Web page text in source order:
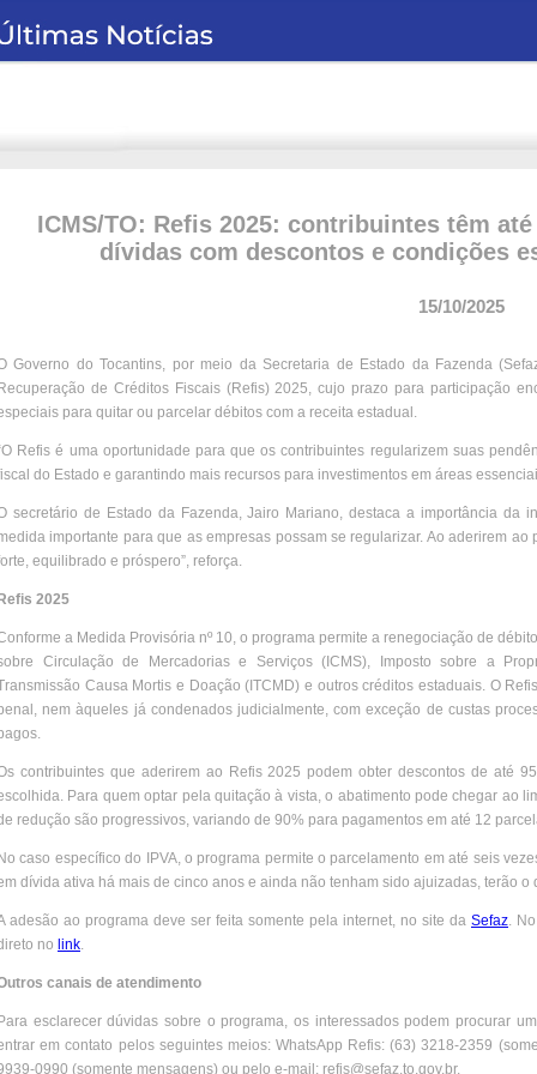
ICMS/TO: Refis 2025: contribuintes têm
dívidas com descontos e condições
15/10/2025
Governo do Tocantins, por meio da Secretaria de Estado da Fazenda
de Créditos Fiscais (Refis) 2025, cujo prazo para participação
para quitar ou parcelar débitos com a receita estadual.
Refis é uma oportunidade para que os contribuintes regularizem suas
do Estado e garantindo mais recursos para investimentos em áreas
secretário de Estado da Fazenda, Jairo Mariano, destaca a importância da
importante para que as empresas possam se regularizar. Ao aderirem
equilibrado e próspero”, reforça.
2025
a Medida Provisória nº 10, o programa permite a renegociação de
Circulação de Mercadorias e Serviços (ICMS), Imposto sobre a
Causa Mortis e Doação (ITCMD) e outros créditos estaduais. O
nem àqueles já condenados judicialmente, com exceção de custas
contribuintes que aderirem ao Refis 2025 podem obter descontos de até
Para quem optar pela quitação à vista, o abatimento pode chegar ao
redução são progressivos, variando de 90% para pagamentos em até 12
caso específico do IPVA, o programa permite o parcelamento em até seis
dívida ativa há mais de cinco anos e ainda não tenham sido ajuizadas, terão o
adesão ao programa deve ser feita somente pela internet, no site da Sefaz.
no link.
canais de atendimento
esclarecer dúvidas sobre o programa, os interessados podem procurar
em contato pelos seguintes meios: WhatsApp Refis: (63) 3218-2359
0990 (somente mensagens) ou pelo e-mail: refis@sefaz.to.gov.br.